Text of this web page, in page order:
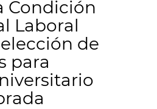
Condición
Laboral
de
para